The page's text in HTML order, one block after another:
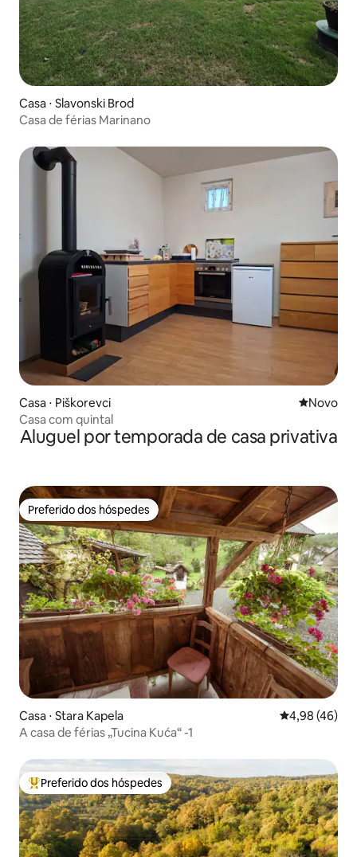
Casa ⋅ Slavonski Brod
Casa de férias Marinano
Casa ⋅ Piškorevci Novo
Novo
Casa com quintal
Aluguel por temporada de casa privativa
Preferido dos hóspedes
Preferido dos hóspedes
Casa ⋅ Stara Kapela 4,98 de uma
4,98 (46)
A casa de férias „Tucina Kuća“ -1
Entre os melhores preferidos dos hóspedes
Preferido dos hóspedes